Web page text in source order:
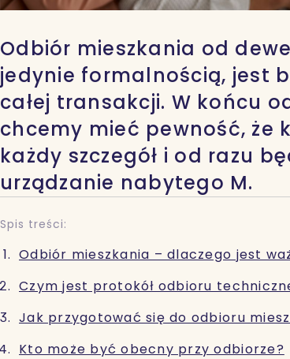
Odbiór mieszkania od
jedynie formalnością, jest
całej transakcji. W końcu
chcemy mieć pewność, że
każdy szczegół i od razu
urządzanie nabytego M.
Spis treści:
Odbiór mieszkania – dlaczego jest
Czym jest protokół odbioru
Jak przygotować się do odbioru
Kto może być obecny przy odbiorze?